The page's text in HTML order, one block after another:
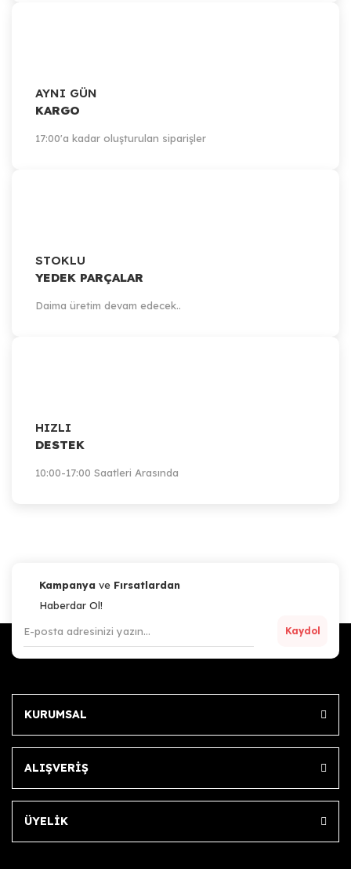
Volcano Hotend
296,97 TL
856,64 TL
AYNI GÜN
KARGO
17:00'a kadar oluşturulan siparişler
STOKLU
YEDEK PARÇALAR
Daima üretim devam edecek..
HIZLI
DESTEK
10:00-17:00 Saatleri Arasında
Kampanya ve Fırsatlardan
Haberdar Ol!
Kaydol
KURUMSAL
ALIŞVERİŞ
ÜYELİK